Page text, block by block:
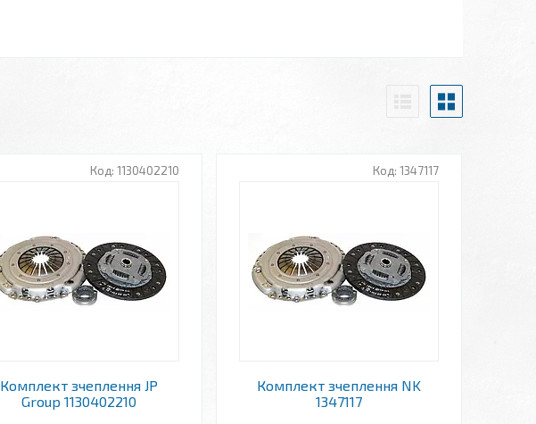
1130402210
Комплект зчеплення JP
Group 1130402210
1347117
Комплект зчеплення NK
1347117